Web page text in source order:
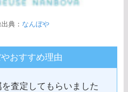
典： なんぼや
おすすめ理由
査定してもらいました